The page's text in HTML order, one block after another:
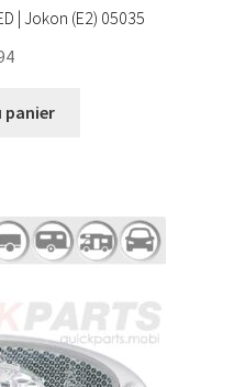
| Jokon (E2) 05035
panier